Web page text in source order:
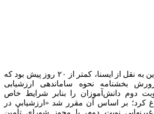
به گزارش اقتصادآنلاین به نقل از ایسنا، کمتر از ۲۰ روز پیش بود که
بخشنامه نحوه ساماندهی ارزشیابی
دوم دانش‌آموزان را بنابر شرایط خاص
کرد؛ بر اساس آن مقرر شد «ارزشیابی در
نوبت دوم، با مجوز شورای تأمین